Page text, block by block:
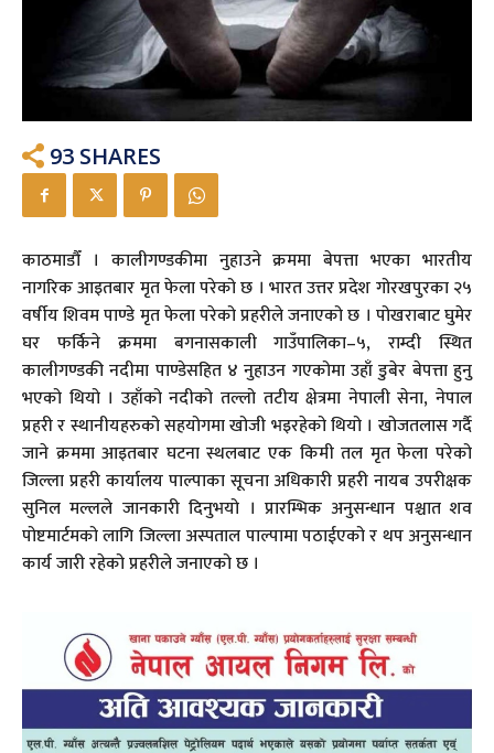
93 SHARES
काठमाडौँ । कालीगण्डकीमा नुहाउने क्रममा बेपत्ता भएका भारतीय
नागरिक आइतबार मृत फेला परेको छ । भारत उत्तर प्रदेश गोरखपुरका २५
वर्षीय शिवम पाण्डे मृत फेला परेको प्रहरीले जनाएको छ । पोखराबाट घुमेर
घर फर्किने क्रममा बगनासकाली गाउँपालिका–५, राम्दी स्थित
कालीगण्डकी नदीमा पाण्डेसहित ४ नुहाउन गएकोमा उहाँ डुबेर बेपत्ता हुनु
भएको थियो । उहाँको नदीको तल्लो तटीय क्षेत्रमा नेपाली सेना, नेपाल
प्रहरी र स्थानीयहरुको सहयोगमा खोजी भइरहेको थियो । खोजतलास गर्दै
जाने क्रममा आइतबार घटना स्थलबाट एक किमी तल मृत फेला परेको
जिल्ला प्रहरी कार्यालय पाल्पाका सूचना अधिकारी प्रहरी नायब उपरीक्षक
सुनिल मल्लले जानकारी दिनुभयो । प्रारम्भिक अनुसन्धान पश्चात शव
पोष्टमार्टमको लागि जिल्ला अस्पताल पाल्पामा पठाईएको र थप अनुसन्धान
कार्य जारी रहेको प्रहरीले जनाएको छ ।